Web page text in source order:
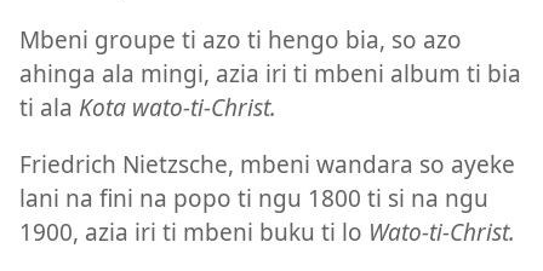
Mbeni groupe ti azo ti hengo bia, so azo
ahinga ala mingi, azia iri ti mbeni album ti bia
ti ala Kota wato-ti-Christ.
Friedrich Nietzsche, mbeni wandara so ayeke
lani na fini na popo ti ngu 1800 ti si na ngu
1900, azia iri ti mbeni buku ti lo Wato-ti-Christ.